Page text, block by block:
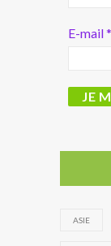
E-mail*
ASIE